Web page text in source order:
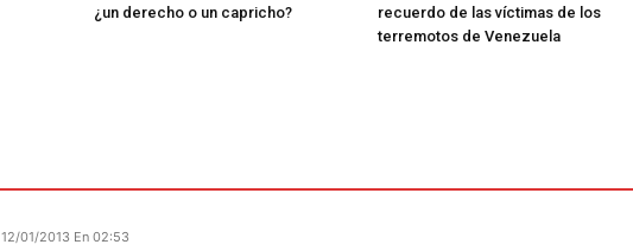
¿un derecho o un capricho?
recuerdo de las víctimas de los
terremotos de Venezuela
12/01/2013 En 02:53